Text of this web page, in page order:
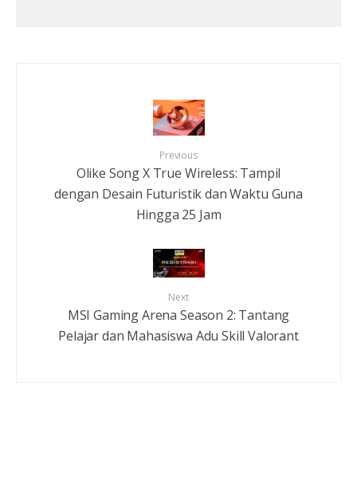
Previous
Olike Song X True Wireless: Tampil
dengan Desain Futuristik dan Waktu Guna
Hingga 25 Jam
Next
MSI Gaming Arena Season 2: Tantang
Pelajar dan Mahasiswa Adu Skill Valorant